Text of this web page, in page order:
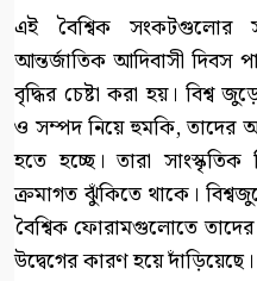
এই বৈশ্বিক সংকটগুলোর
আন্তর্জাতিক আদিবাসী দিবস
বৃদ্ধির চেষ্টা করা হয়। বিশ্ব
ও সম্পদ নিয়ে হুমকি, তাদের
হতে হচ্ছে। তারা সাংস্কৃতিক
ক্রমাগত ঝুঁকিতে থাকে।
বৈশ্বিক ফোরামগুলোতে
উদ্বেগের কারণ হয়ে দাঁড়িয়েছে।